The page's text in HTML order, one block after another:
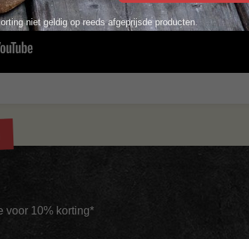
niet geldig op reeds afgeprijsde producten.
voor 10% korting*